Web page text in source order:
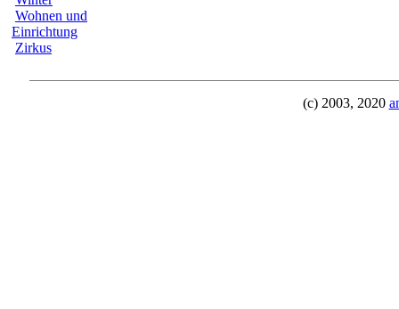
Wohnen und
Einrichtung
Zirkus
(c) 2003, 2020